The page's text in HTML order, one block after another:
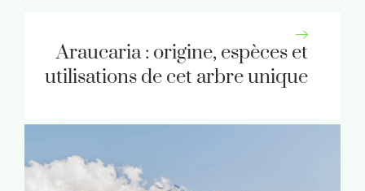
Araucaria : origine, espèces et
utilisations de cet arbre unique